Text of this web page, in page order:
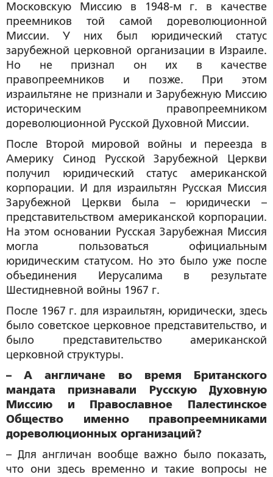
Московскую Миссию в 1948-м г. в качестве
преемников той самой дореволюционной
Миссии. У них был юридический статус
зарубежной церковной организации в Израиле.
Но не признал он их в качестве
правопреемников и позже. При этом
израильтяне не признали и Зарубежную Миссию
историческим правопреемником
дореволюционной Русской Духовной Миссии.
После Второй мировой войны и переезда в
Америку Синод Русской Зарубежной Церкви
получил юридический статус американской
корпорации. И для израильтян Русская Миссия
Зарубежной Церкви была – юридически –
представительством американской корпорации.
На этом основании Русская Зарубежная Миссия
могла пользоваться официальным
юридическим статусом. Но это было уже после
объединения Иерусалима в результате
Шестидневной войны 1967 г.
После 1967 г. для израильтян, юридически, здесь
было советское церковное представительство, и
было представительство американской
церковной структуры.
– А англичане во время Британского
мандата признавали Русскую Духовную
Миссию и Православное Палестинское
Общество именно правопреемниками
дореволюционных организаций?
– Для англичан вообще важно было показать,
что они здесь временно и такие вопросы не